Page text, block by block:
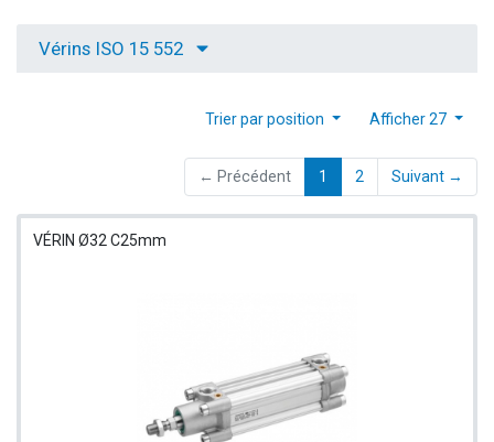
Vérins ISO 15 552
Afficher 27
Trier par position
← Précédent 1 (current)
2 Suivant →
VÉRIN Ø32 C25mm